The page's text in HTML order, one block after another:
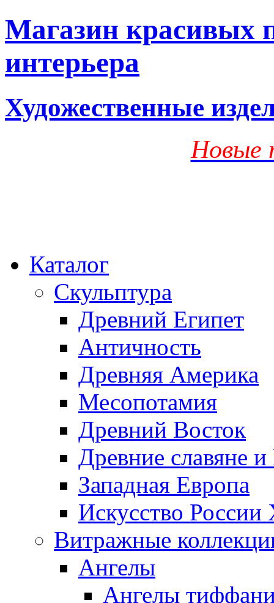
Магазин красивых
интерьера
Художественные
Новые
Каталог
Скульптура
Древний Египет
Античность
Древняя Америка
Месопотамия
Древний Восток
Древние славяне и
Западная Европа
Искусство
Витражные
Ангелы
Ангелы